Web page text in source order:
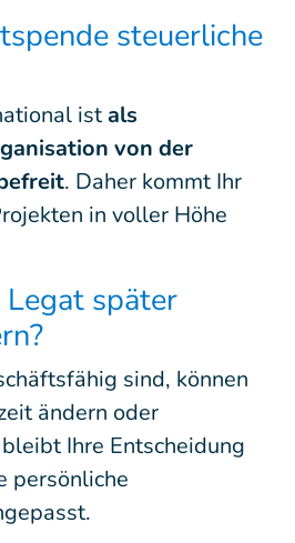
steuerliche
ist als
von der
. Daher kommt Ihr
in voller Höhe
Legat später
sind, können
ändern oder
Ihre Entscheidung
persönliche